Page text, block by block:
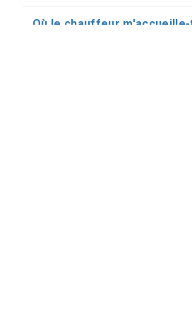
Où le chauffeur